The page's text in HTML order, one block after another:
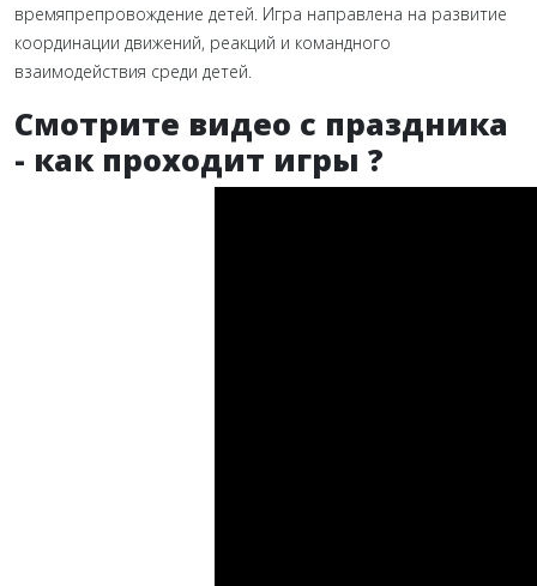
времяпрепровождение детей. Игра направлена на развитие
координации движений, реакций и командного
взаимодействия среди детей.
Смотрите видео с праздника
- как проходит игры ?